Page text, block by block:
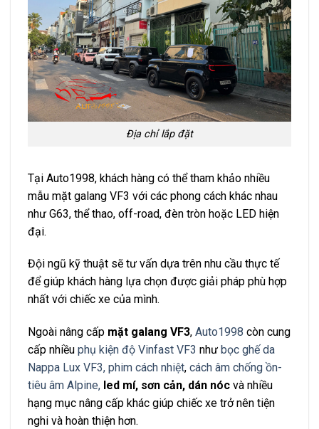
Địa chỉ lắp đặt
Tại Auto1998, khách hàng có thể tham khảo nhiều
mẫu mặt galang VF3 với các phong cách khác nhau
như G63, thể thao, off-road, đèn tròn hoặc LED hiện
đại.
Đội ngũ kỹ thuật sẽ tư vấn dựa trên nhu cầu thực tế
để giúp khách hàng lựa chọn được giải pháp phù hợp
nhất với chiếc xe của mình.
Ngoài nâng cấp mặt galang VF3, Auto1998 còn cung
cấp nhiều phụ kiện độ Vinfast VF3 như bọc ghế da
Nappa Lux VF3, phim cách nhiệt, cách âm chống ồn-
tiêu âm Alpine, led mí, sơn cản, dán nóc và nhiều
hạng mục nâng cấp khác giúp chiếc xe trở nên tiện
nghi và hoàn thiện hơn.